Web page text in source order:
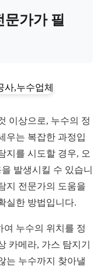
가가 필
이상으로, 누수의 정
우는 복잡한 과정입
지를 시도할 경우, 오
발생시킬 수 있습니
지 전문가의 도움을
실한 방법입니다.
누수의 위치를 정
카메라, 가스 탐지기
는 누수까지 찾아낼